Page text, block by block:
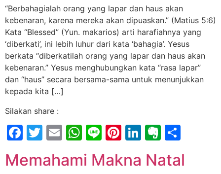
“Berbahagialah orang yang lapar dan haus akan
kebenaran, karena mereka akan dipuaskan.” (Matius 5:6)
Kata “Blessed” (Yun. makarios) arti harafiahnya yang
‘diberkati’, ini lebih luhur dari kata ‘bahagia’. Yesus
berkata “diberkatilah orang yang lapar dan haus akan
kebenaran.” Yesus menghubungkan kata “rasa lapar”
dan “haus” secara bersama-sama untuk menunjukkan
kepada kita […]
Silakan share :
Facebook
Twitter
EmailWhatsApp
LinePinterest
LinkedIn
Memahami Makna Natal